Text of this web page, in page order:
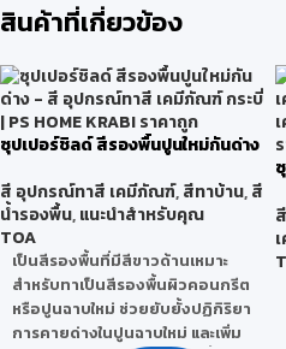
สินค้าที่เกี่ยวข้อง
ซุปเปอร์ชิลด์ สีรองพื้นปูนใหม่กันด่าง
สี อุปกรณ์ทาสี เคมีภัณฑ์,สีทาบ้าน,สี
น้ำรองพื้น,แนะนำสำหรับคุณ
TOA
เป็นสีรองพื้นที่มีสีขาวด้านเหมาะ
สำหรับทาเป็นสีรองพื้นผิวคอนกรีต
หรือปูนฉาบใหม่ ช่วยยับยั้งปฏิกิริยา
การคายด่างในปูนฉาบใหม่ และเพิ่ม